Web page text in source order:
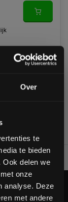
Over
te
te bieden
Ook delen we
onze
analyse. Deze
met andere
Professionele
de hoogte te
en meer